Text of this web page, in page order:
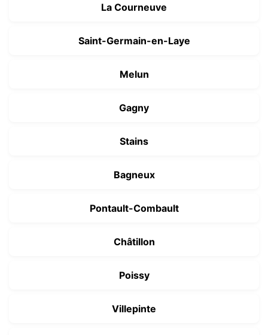
La Courneuve
Saint-Germain-en-Laye
Melun
Gagny
Stains
Bagneux
Pontault-Combault
Châtillon
Poissy
Villepinte